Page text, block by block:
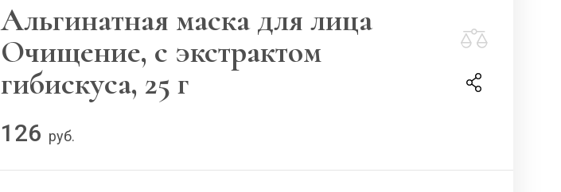
Альгинатная маска для лица
Очищение, с экстрактом
гибискуса, 25 г
126 руб.